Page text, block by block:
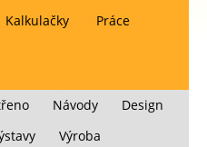
Kalkulačky Práce
Návody
Design
Výroba